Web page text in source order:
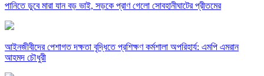
পানিতে ডুবে মারা যান বড় ভাই, সড়কে প্রাণ গেলো সোবহানীঘাটের প্রীতমের
আইনজীবীদের পেশাগত দক্ষতা বৃদ্ধিতে প্রশিক্ষণ কর্মশালা অপরিহার্য: এমপি এমরান
আহমদ চৌধুরী